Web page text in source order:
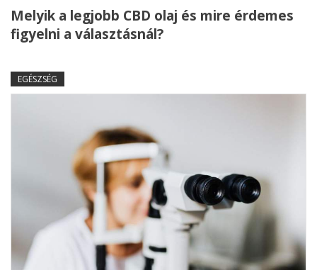
Melyik a legjobb CBD olaj és mire érdemes
figyelni a választásnál?
EGÉSZSÉG